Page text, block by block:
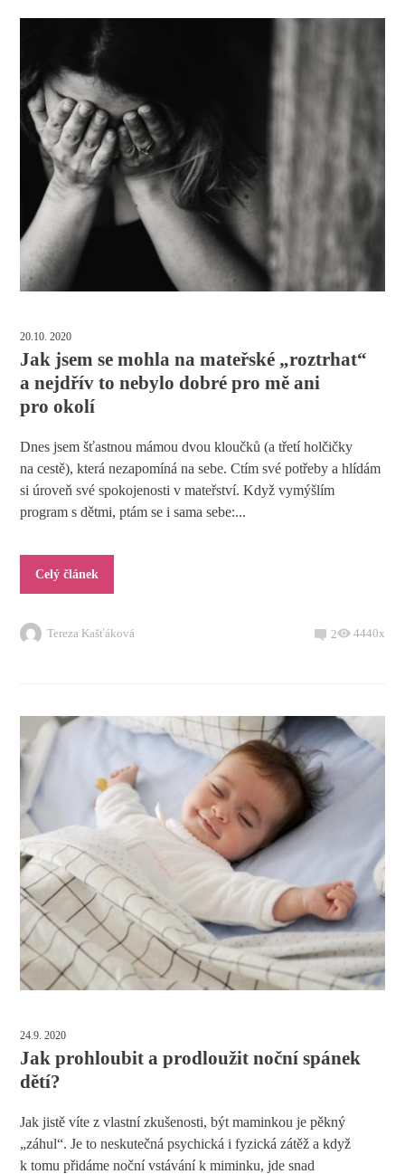
20.10. 2020
Jak jsem se mohla na mateřské „roztrhat“
a nejdřív to nebylo dobré pro mě ani
pro okolí
Dnes jsem šťastnou mámou dvou kloučků (a třetí holčičky
na cestě), která nezapomíná na sebe. Ctím své potřeby a hlídám
si úroveň své spokojenosti v mateřství. Když vymýšlím
program s dětmi, ptám se i sama sebe:...
Celý článek
Tereza Kašťáková 2 4440x
24.9. 2020
Jak prohloubit a prodloužit noční spánek
dětí?
Jak jistě víte z vlastní zkušenosti, být maminkou je pěkný
„záhul“. Je to neskutečná psychická i fyzická zátěž a když
k tomu přidáme noční vstávání k miminku, jde snad